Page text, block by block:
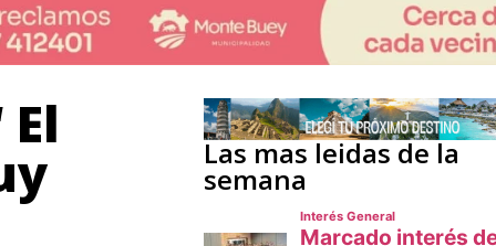
Las mas leidas de la
semana